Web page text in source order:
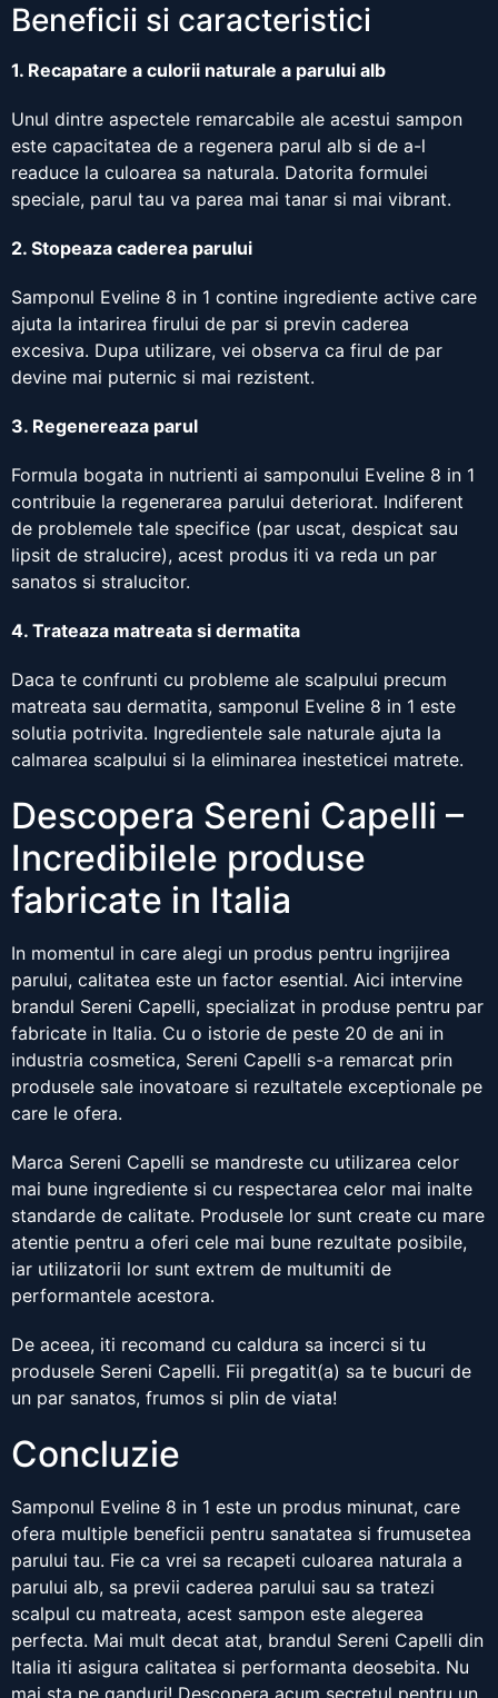
Beneficii si caracteristici
1. Recapatare a culorii naturale a parului alb
Unul dintre aspectele remarcabile ale acestui sampon
este capacitatea de a regenera parul alb si de a-l
readuce la culoarea sa naturala. Datorita formulei
speciale, parul tau va parea mai tanar si mai vibrant.
2. Stopeaza caderea parului
Samponul Eveline 8 in 1 contine ingrediente active care
ajuta la intarirea firului de par si previn caderea
excesiva. Dupa utilizare, vei observa ca firul de par
devine mai puternic si mai rezistent.
3. Regenereaza parul
Formula bogata in nutrienti ai samponului Eveline 8 in 1
contribuie la regenerarea parului deteriorat. Indiferent
de problemele tale specifice (par uscat, despicat sau
lipsit de stralucire), acest produs iti va reda un par
sanatos si stralucitor.
4. Trateaza matreata si dermatita
Daca te confrunti cu probleme ale scalpului precum
matreata sau dermatita, samponul Eveline 8 in 1 este
solutia potrivita. Ingredientele sale naturale ajuta la
calmarea scalpului si la eliminarea inesteticei matrete.
Descopera Sereni Capelli –
Incredibilele produse
fabricate in Italia
In momentul in care alegi un produs pentru ingrijirea
parului, calitatea este un factor esential. Aici intervine
brandul Sereni Capelli, specializat in produse pentru par
fabricate in Italia. Cu o istorie de peste 20 de ani in
industria cosmetica, Sereni Capelli s-a remarcat prin
produsele sale inovatoare si rezultatele exceptionale pe
care le ofera.
Marca Sereni Capelli se mandreste cu utilizarea celor
mai bune ingrediente si cu respectarea celor mai inalte
standarde de calitate. Produsele lor sunt create cu mare
atentie pentru a oferi cele mai bune rezultate posibile,
iar utilizatorii lor sunt extrem de multumiti de
performantele acestora.
De aceea, iti recomand cu caldura sa incerci si tu
produsele Sereni Capelli. Fii pregatit(a) sa te bucuri de
un par sanatos, frumos si plin de viata!
Concluzie
Samponul Eveline 8 in 1 este un produs minunat, care
ofera multiple beneficii pentru sanatatea si frumusetea
parului tau. Fie ca vrei sa recapeti culoarea naturala a
parului alb, sa previi caderea parului sau sa tratezi
scalpul cu matreata, acest sampon este alegerea
perfecta. Mai mult decat atat, brandul Sereni Capelli din
Italia iti asigura calitatea si performanta deosebita. Nu